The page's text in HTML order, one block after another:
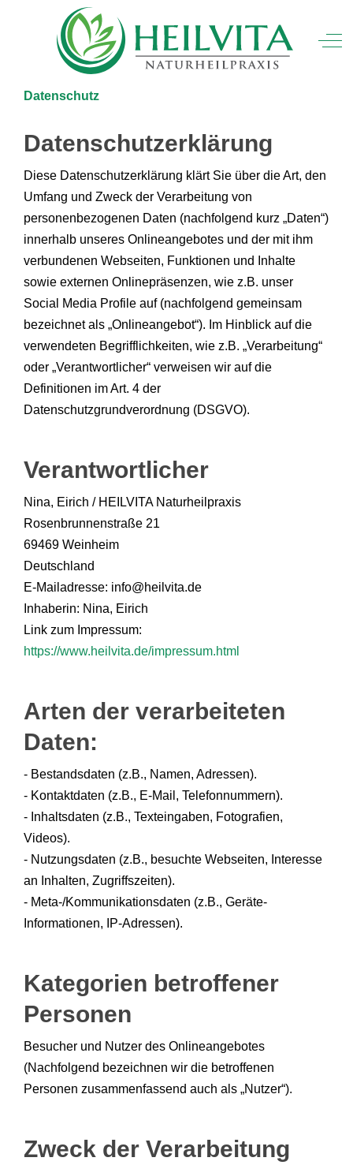
Mobile Menu Toggle Off-
Datenschutz
Datenschutzerklärung
Diese Datenschutzerklärung klärt Sie über die Art, den
Umfang und Zweck der Verarbeitung von
personenbezogenen Daten (nachfolgend kurz „Daten“)
innerhalb unseres Onlineangebotes und der mit ihm
verbundenen Webseiten, Funktionen und Inhalte
sowie externen Onlinepräsenzen, wie z.B. unser
Social Media Profile auf (nachfolgend gemeinsam
bezeichnet als „Onlineangebot“). Im Hinblick auf die
verwendeten Begrifflichkeiten, wie z.B. „Verarbeitung“
oder „Verantwortlicher“ verweisen wir auf die
Definitionen im Art. 4 der
Datenschutzgrundverordnung (DSGVO).
Verantwortlicher
Nina, Eirich / HEILVITA Naturheilpraxis
Rosenbrunnenstraße 21
69469 Weinheim
Deutschland
E-Mailadresse: info@heilvita.de
Inhaberin: Nina, Eirich
Link zum Impressum:
https://www.heilvita.de/impressum.html
Arten der verarbeiteten
Daten:
- Bestandsdaten (z.B., Namen, Adressen).
- Kontaktdaten (z.B., E-Mail, Telefonnummern).
- Inhaltsdaten (z.B., Texteingaben, Fotografien,
Videos).
- Nutzungsdaten (z.B., besuchte Webseiten, Interesse
an Inhalten, Zugriffszeiten).
- Meta-/Kommunikationsdaten (z.B., Geräte-
Informationen, IP-Adressen).
Kategorien betroffener
Personen
Besucher und Nutzer des Onlineangebotes
(Nachfolgend bezeichnen wir die betroffenen
Personen zusammenfassend auch als „Nutzer“).
Zweck der Verarbeitung